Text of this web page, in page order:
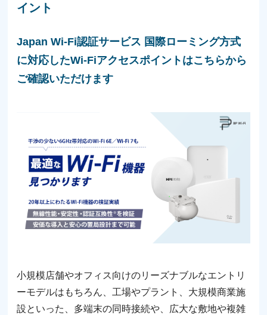
イント
Japan Wi-Fi認証サービス 国際ローミング方式
に対応したWi-Fiアクセスポイントはこちらから
ご確認いただけます
⼩規模店舗やオフィス向けのリーズナブルなエントリ
ーモデルはもちろん、⼯場やプラント、⼤規模商業施
設といった、多端末の同時接続や、広⼤な敷地や複雑